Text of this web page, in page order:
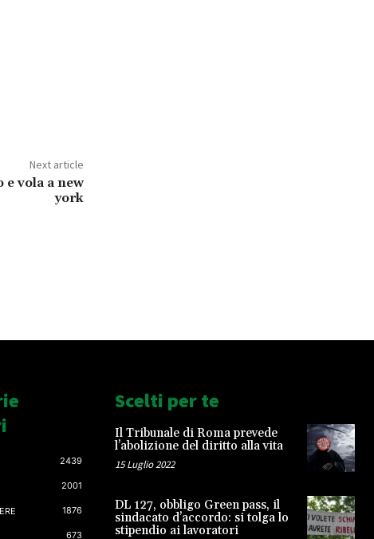
Next article
e vola a new
york
2439
2001
1876
673
Scelti per te
Il Tribunale di Roma prevede
l’abolizione del diritto alla vita
15 Luglio 2022
DL 127, obbligo Green pass, il
sindacato d’accordo: si tolga lo
stipendio ai lavoratori